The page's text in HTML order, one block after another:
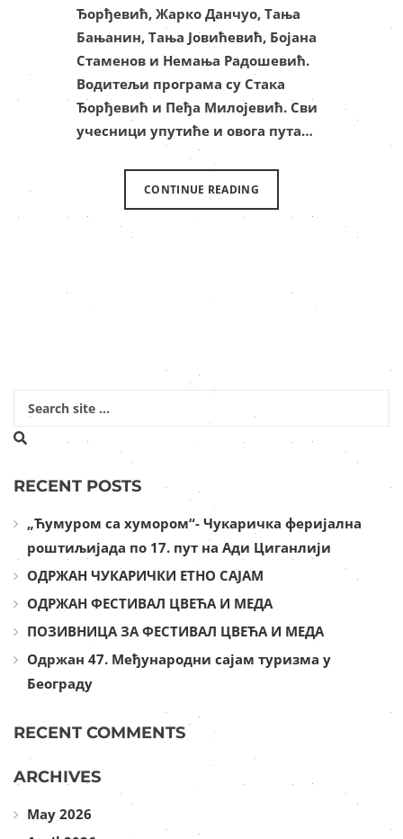
Ђорђевић, Жарко Данчуо, Тања
Бањанин, Тања Јовићевић, Бојана
Стаменов и Немања Радошевић.
Водитељи програма су Стака
Ђорђевић и Пеђа Милојевић. Сви
учесници упутиће и овога пута…
CONTINUE READING
RECENT POSTS
„Ћумуром са хумором“- Чукаричка феријална
роштиљијада по 17. пут на Ади Циганлији
ОДРЖАН ЧУКАРИЧКИ ЕТНО САЈАМ
ОДРЖАН ФЕСТИВАЛ ЦВЕЋА И МЕДА
ПОЗИВНИЦА ЗА ФЕСТИВАЛ ЦВЕЋА И МЕДА
Одржан 47. Међународни сајам туризма у
Београду
RECENT COMMENTS
ARCHIVES
May 2026